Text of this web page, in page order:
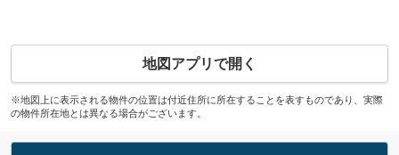
地図アプリで開く
※地図上に表示される物件の位置は付近住所に所在することを表すものであり、実際
の物件所在地とは異なる場合がございます。